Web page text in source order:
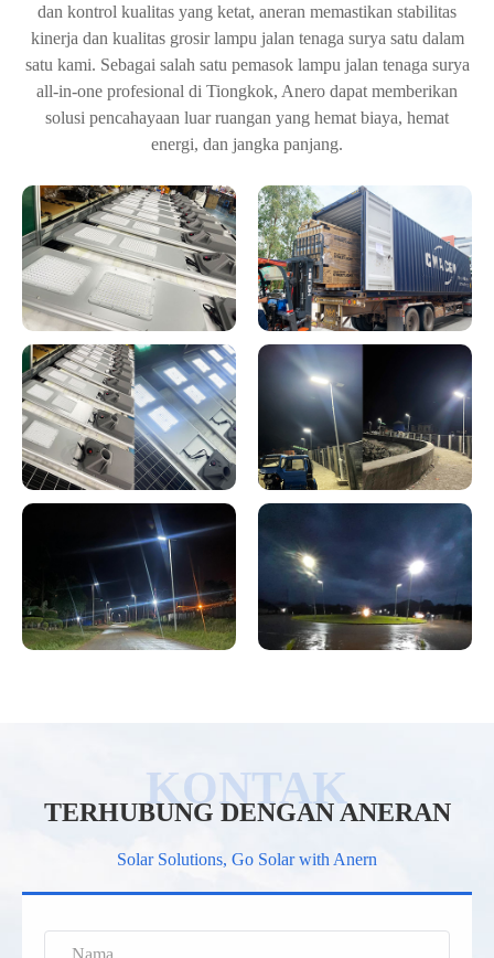
dan kontrol kualitas yang ketat, aneran memastikan stabilitas
kinerja dan kualitas grosir lampu jalan tenaga surya satu dalam
satu kami. Sebagai salah satu pemasok lampu jalan tenaga surya
all-in-one profesional di Tiongkok, Anero dapat memberikan
solusi pencahayaan luar ruangan yang hemat biaya, hemat
energi, dan jangka panjang.
TERHUBUNG DENGAN ANERAN
Solar Solutions, Go Solar with Anern